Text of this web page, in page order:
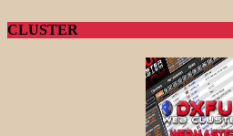
CLUSTER